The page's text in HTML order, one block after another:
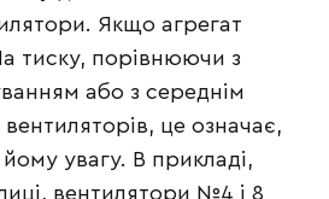
Якщо агрегат
тиску, порівнюючи з
або з середнім
це означає,
увагу. В прикладі,
вентилятори №4 і 8